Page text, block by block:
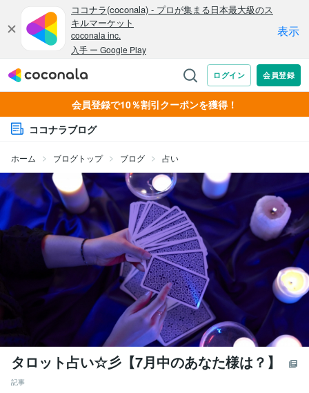
会員登録で10％割引クーポンを獲得！
ココナラブログ
ホーム ブログトップ ブログ 占い
タロット占い☆彡【7月中のあなた様は？】
記事